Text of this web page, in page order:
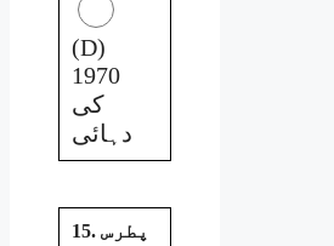
(D)
1970
کی
دہائی
15. پطرس